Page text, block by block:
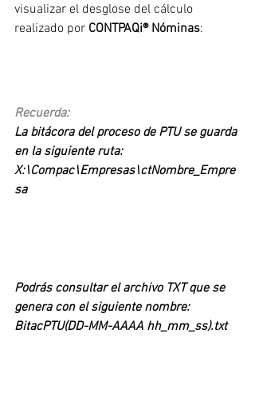
visualizar el desglose del cálculo
realizado por CONTPAQi® Nóminas:
Recuerda:
La bitácora del proceso de PTU se guarda
en la siguiente ruta:
X:\Compac\Empresas\ctNombre_Empre
sa
Podrás consultar el archivo TXT que se
genera con el siguiente nombre:
BitacPTU(DD-MM-AAAA hh_mm_ss).txt